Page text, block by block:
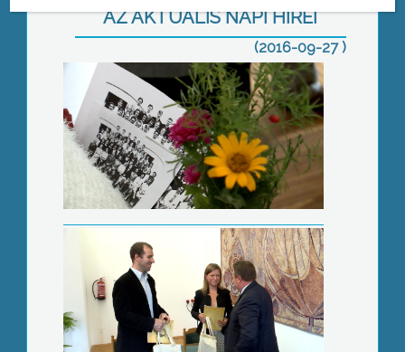
AZ AKTUÁLIS NAPI HÍREI
(2016-09-27 )